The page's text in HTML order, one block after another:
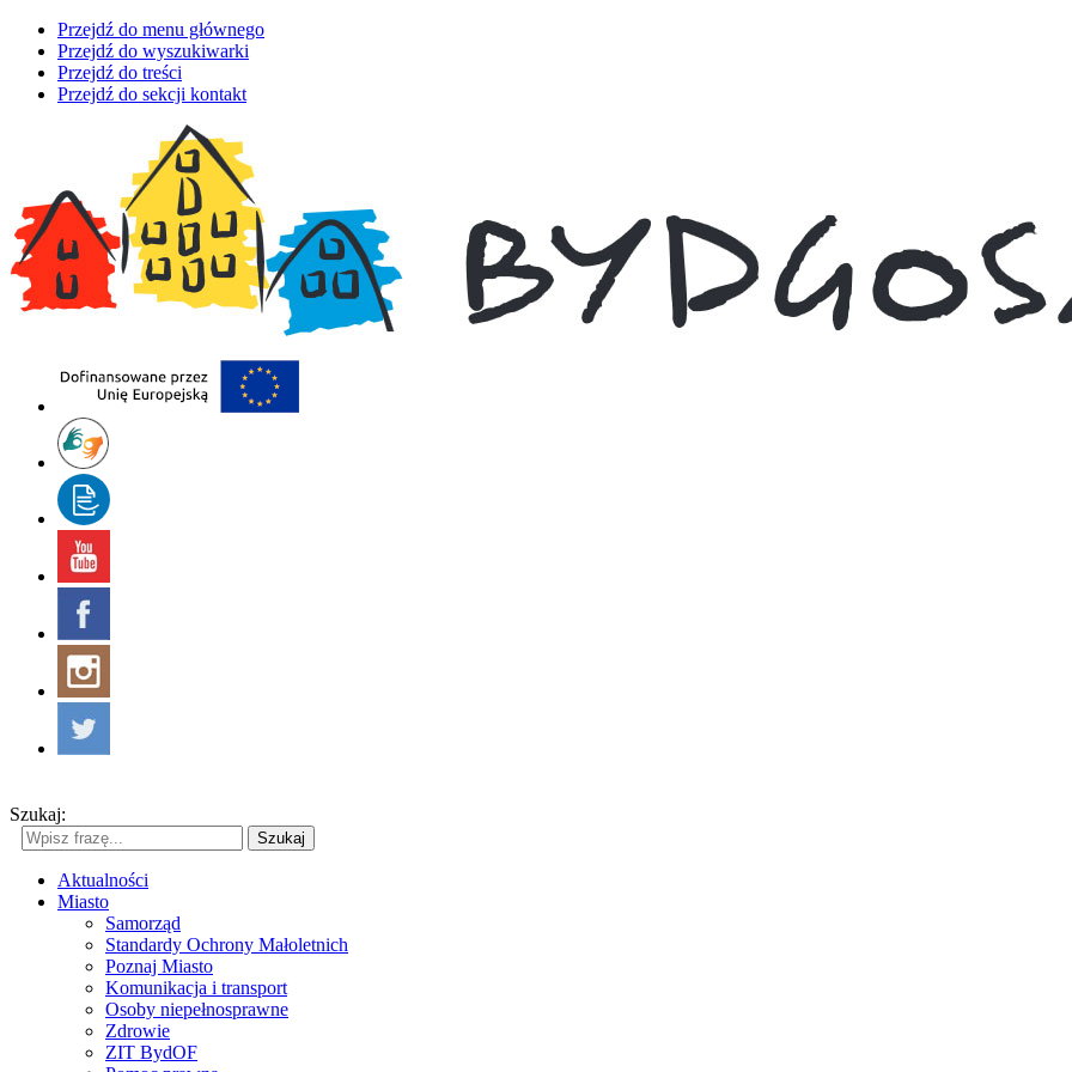
Przejdź do menu głównego
Przejdź do wyszukiwarki
Przejdź do treści
Przejdź do sekcji kontakt
Szukaj:
Szukaj
Aktualności
Miasto
Samorząd
Standardy Ochrony Małoletnich
Poznaj Miasto
Komunikacja i transport
Osoby niepełnosprawne
Zdrowie
ZIT BydOF